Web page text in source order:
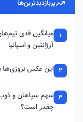
پربازدیدترین‌ها
1
میانگین قدی
آرژانتین و اسپانیا
2 این عکس
3 سهم سپاهان و
چقدر است؟